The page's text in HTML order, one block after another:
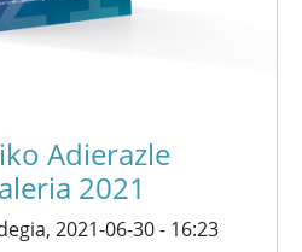
Adierazle
2021
2021-06-30 - 16:23